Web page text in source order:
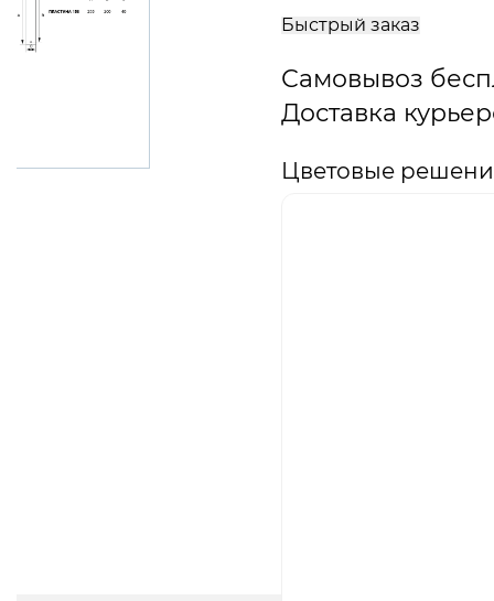
Быстрый заказ
Самовывоз
Доставка
Цветовые